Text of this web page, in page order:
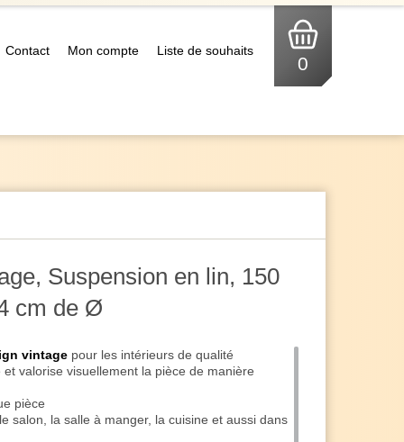
Contact Mon compte Liste de souhaits
0
Suspension en lin, 150
cm de Ø
vintage pour les intérieurs de qualité
valorise visuellement la pièce de manière
pièce
salon, la salle à manger, la cuisine et aussi dans